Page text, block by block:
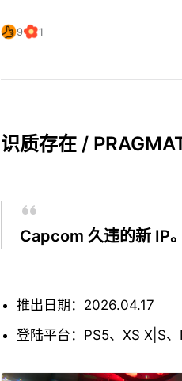
9 1
识质存在 /
Capcom 久违的新 IP。
推出日期：2026.04.17
登陆平台：PS5、XS X|S